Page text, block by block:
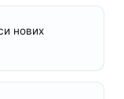
нових